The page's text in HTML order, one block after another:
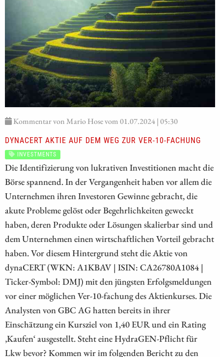
Kommentar von Mario Hose vom 01.07.2024 | 05:30
DYNACERT AKTIE AUF DEM WEG ZUR VER-10-FACHUNG
INVESTMENTS
Die Identifizierung von lukrativen Investitionen macht die
Börse spannend. In der Vergangenheit haben vor allem die
Unternehmen ihren Investoren Gewinne gebracht, die
akute Probleme gelöst oder Begehrlichkeiten geweckt
haben, deren Produkte oder Lösungen skalierbar sind und
dem Unternehmen einen wirtschaftlichen Vorteil gebracht
haben. Vor diesem Hintergrund steht die Aktie von
dynaCERT (WKN: A1KBAV | ISIN: CA26780A1084 |
Ticker-Symbol: DMJ) mit den jüngsten Erfolgsmeldungen
vor einer möglichen Ver-10-fachung des Aktienkurses. Die
Analysten von GBC AG hatten bereits in ihrer
Einschätzung ein Kursziel von 1,40 EUR und ein Rating
‚Kaufen‘ ausgestellt. Steht eine HydraGEN-Pflicht für
Lkw bevor? Kommen wir im folgenden Bericht zu den